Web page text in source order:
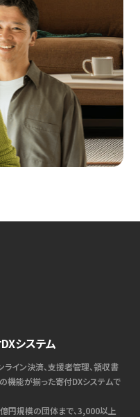
システム
ライン決済、支援者管理、領収書
機能が揃った寄付DXシステムで
円規模の団体まで、3,000以上